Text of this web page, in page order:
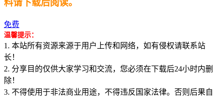
料请下载后阅读。
免费
温馨提示：
1. 本站所有资源来源于用户上传和网络，如有侵权请联系站
长！
2. 分享目的仅供大家学习和交流，您必须在下载后24小时内删
除！
3. 不得使用于非法商业用途，不得违反国家法律。否则后果自